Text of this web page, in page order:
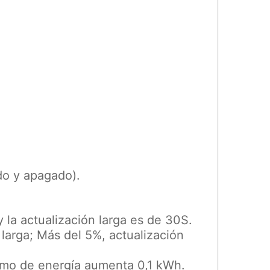
y apagado).
actualización larga es de 30S.
Más del 5%, actualización
de energía aumenta 0,1 kWh.